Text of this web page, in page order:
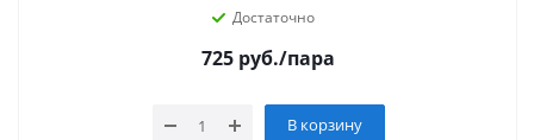
Достаточно
725 руб./пара
В корзину